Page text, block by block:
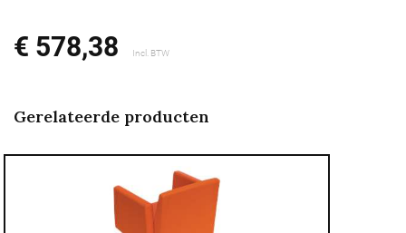
€ 578,38 Incl. BTW
Gerelateerde producten